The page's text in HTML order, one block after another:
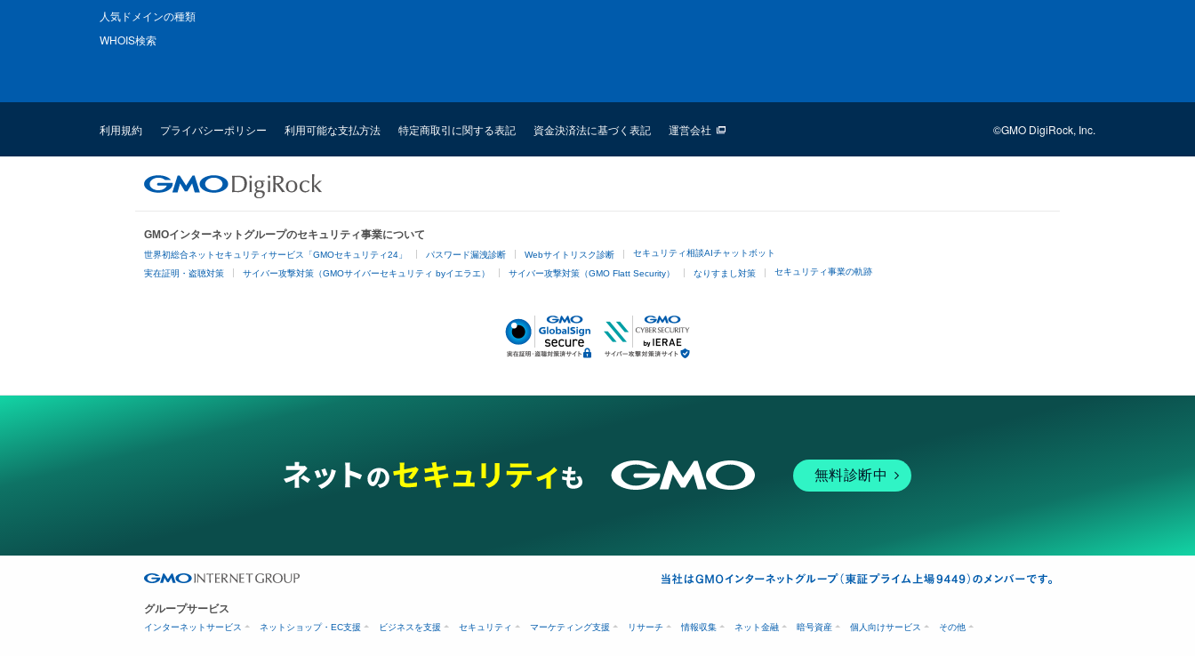
人気ドメインの種類
WHOIS検索
利用規約 プライバシーポリシー 利用可能な支払方法 特定商取引に関する表記 資金決済法に基づく表記 運営会社 ©GMO DigiRock, Inc.
GMOインターネットグループのセキュリティ事業について
世界初総合ネットセキュリティサービス「GMOセキュリティ24」 パスワード漏洩診断 Webサイトリスク診断 セキュリティ相談AIチャットボット
実在証明・盗聴対策 サイバー攻撃対策（GMOサイバーセキュリティ byイエラエ） サイバー攻撃対策（GMO Flatt Security） なりすまし対策 セキュリティ事業の軌跡
無料診断中
グループサービス
インターネットサービス ネットショップ・EC支援 ビジネスを支援 セキュリティ マーケティング支援 リサーチ 情報収集 ネット金融 暗号資産 個人向けサービス その他